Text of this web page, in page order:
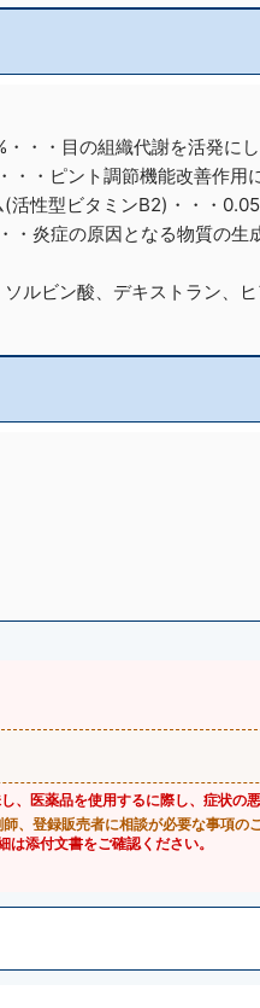
・・目の組織代謝を活発にし
・ピント調節機能改善作用
性型ビタミンB2)・・・
炎症の原因となる物質の生
ルビン酸、デキストラン、
、医薬品を使用するに際し、症状
、登録販売者に相談が必要な事項
添付文書をご確認ください。